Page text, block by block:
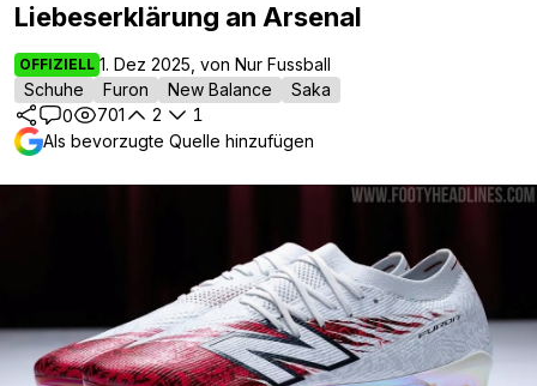
Liebeserklärung an Arsenal
OFFIZIELL 1. Dez 2025, von Nur Fussball
Schuhe
Furon New Balance
Saka
0
701 2
1
Als bevorzugte Quelle hinzufügen